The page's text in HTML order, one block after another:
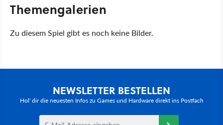
Themengalerien
Zu diesem Spiel gibt es noch keine Bilder.
NEWSLETTER BESTELLEN
Hol' dir die neuesten Infos zu Games und Hardware direkt ins Postfach